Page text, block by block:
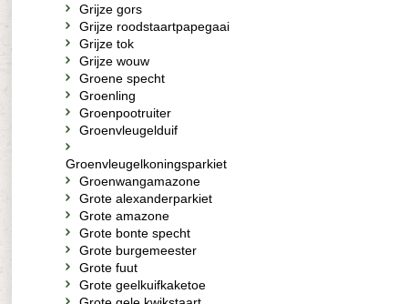
Grijze gors
Grijze roodstaartpapegaai
Grijze tok
Grijze wouw
Groene specht
Groenling
Groenpootruiter
Groenvleugelduif
Groenvleugelkoningsparkiet
Groenwangamazone
Grote alexanderparkiet
Grote amazone
Grote bonte specht
Grote burgemeester
Grote fuut
Grote geelkuifkaketoe